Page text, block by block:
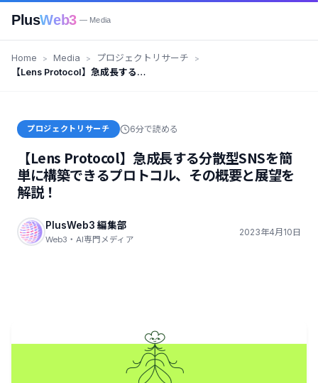
PlusWeb3 — Media
Home Media
プロジェクトリサーチ
【Lens Protocol】急成長する分
プロジェクトリサーチ 6分で読める
【Lens Protocol】急成長する分散型SNSを簡
単に構築できるプロトコル、その概要と展望を
解説！
PlusWeb3 編集部
Web3・AI専門メディア
2023年4月10日